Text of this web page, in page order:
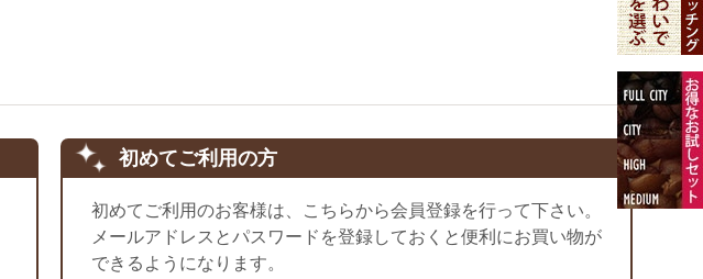
初めてご利用の方
初めてご利用のお客様は、こちらから会員登録を行って下さい。
メールアドレスとパスワードを登録しておくと便利にお買い物が
できるようになります。